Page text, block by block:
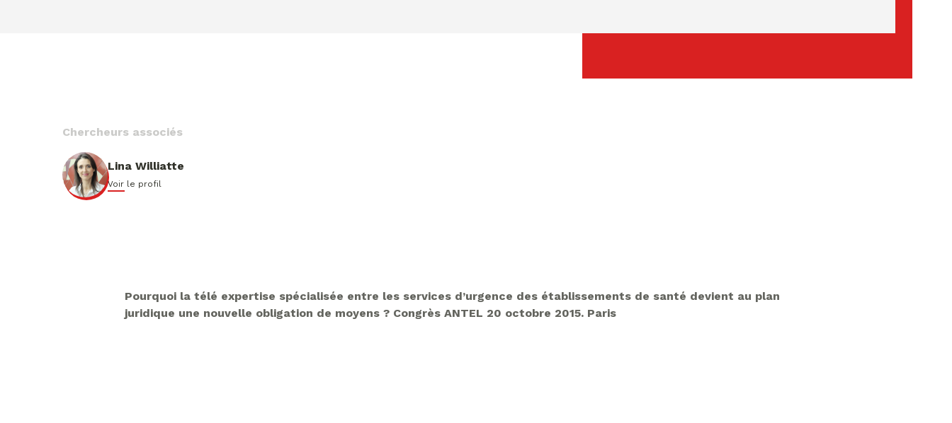
Chercheurs associés
Lina Williatte
Voir le profil
Pourquoi la télé expertise spécialisée entre les services d’urgence des établissements de santé devient au plan
juridique une nouvelle obligation de moyens ? Congrès ANTEL 20 octobre 2015. Paris